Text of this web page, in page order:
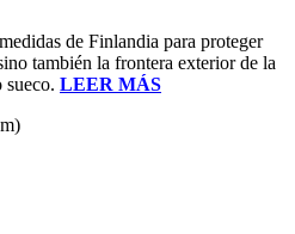
de Finlandia para proteger
también la frontera exterior de la
LEER MÁS